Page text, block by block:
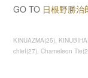
GO TO 日根野勝
KINUAZMA(25)
chief(27) Chameleon Tie(